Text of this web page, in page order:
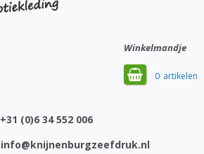
Winkelmandje
0
+31 (0)6 34 552 006
info@knijnenburgzeefdruk.nl